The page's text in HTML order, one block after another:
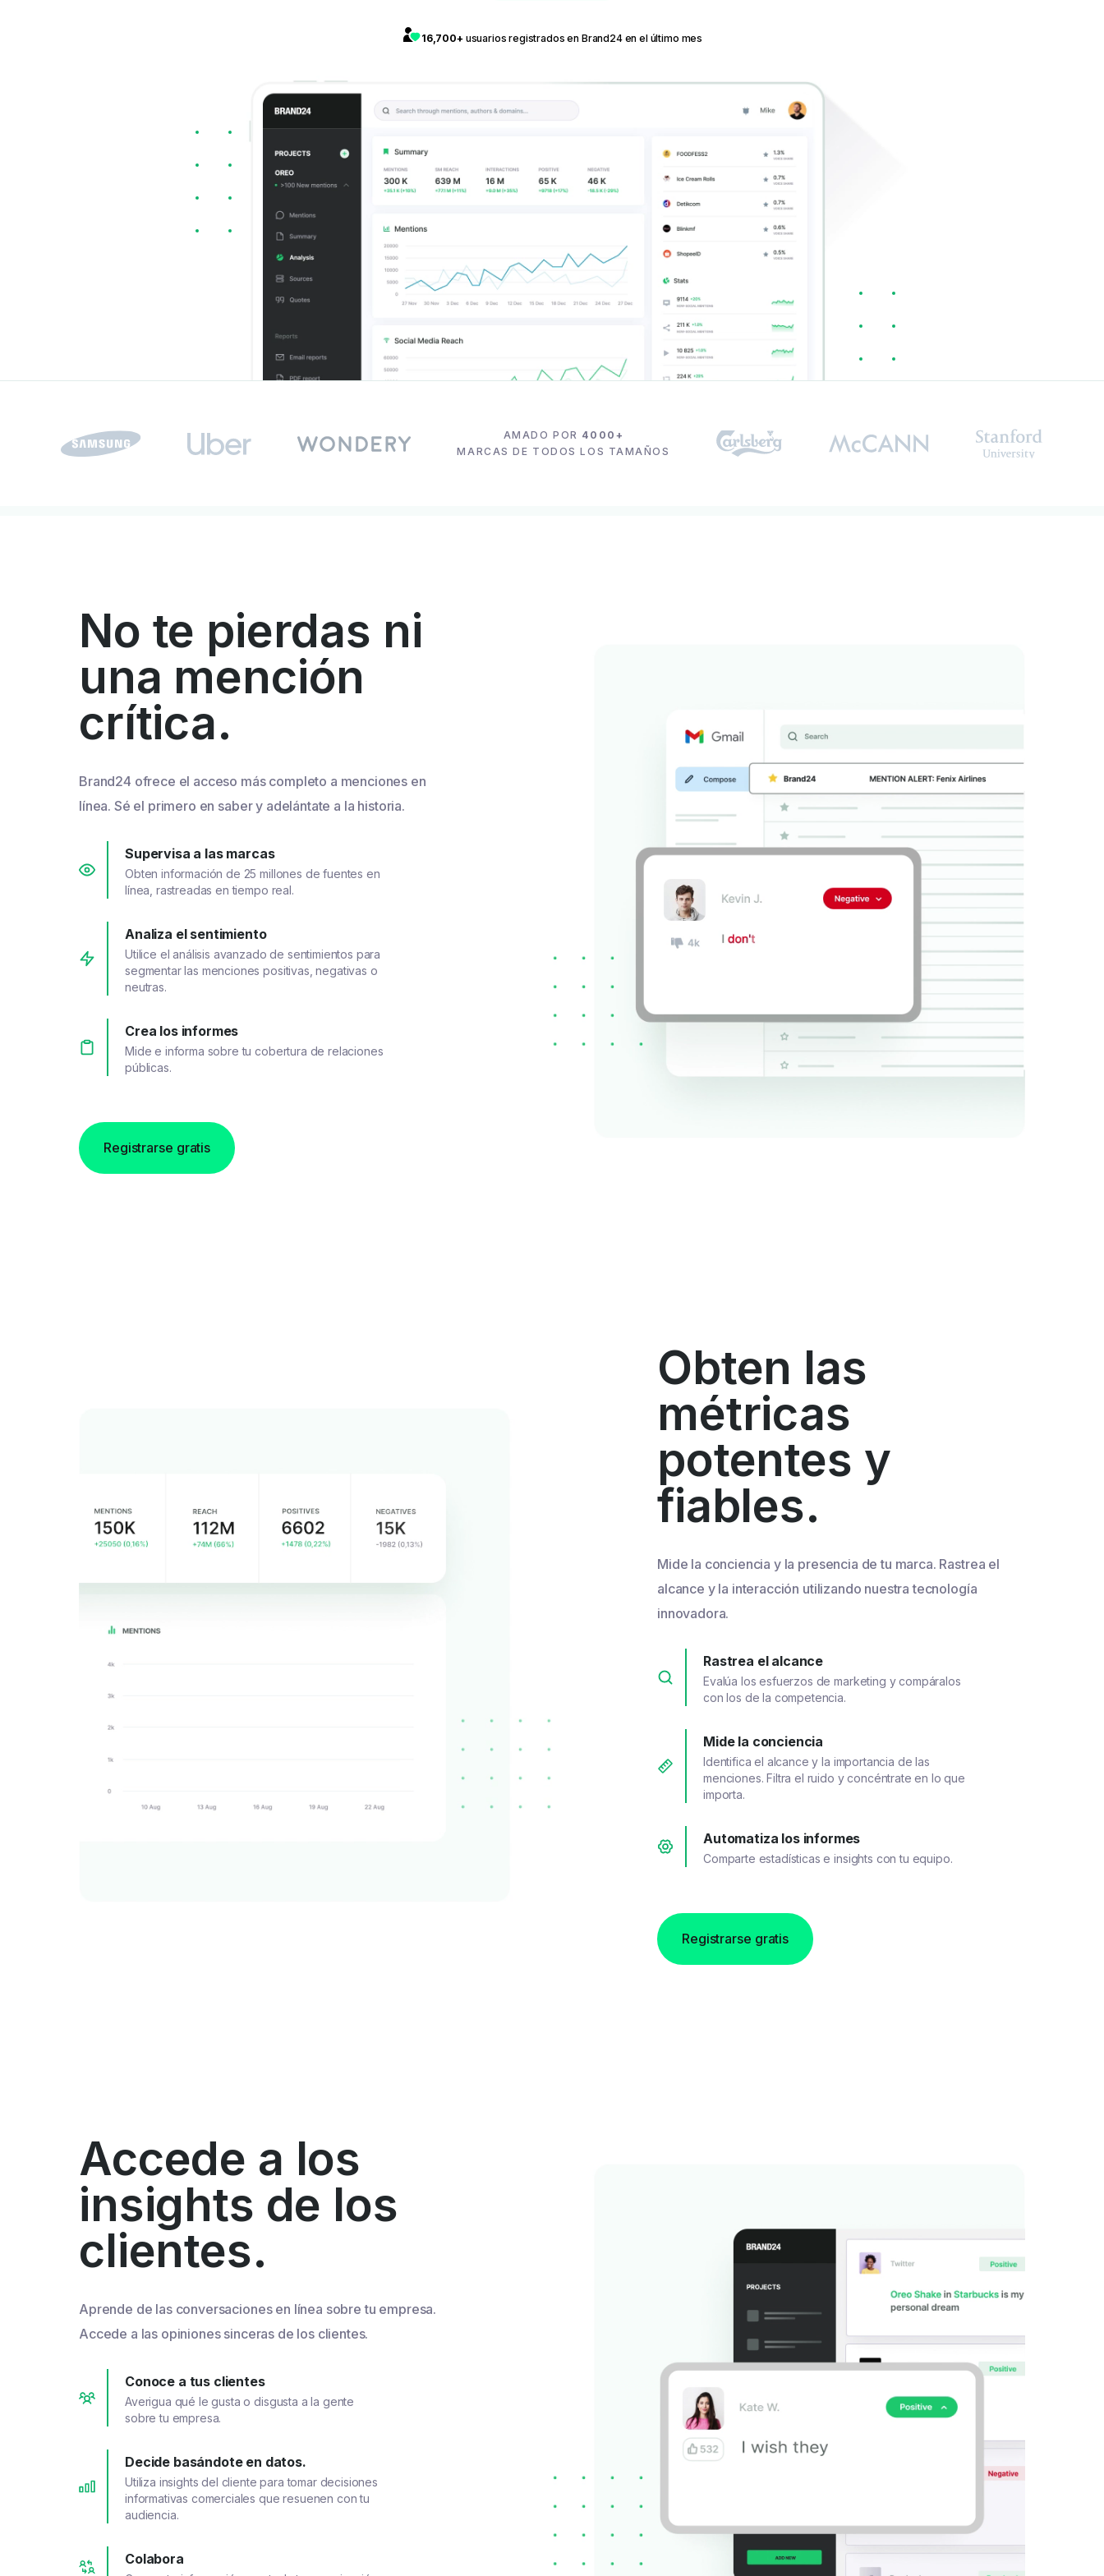
16,700+ usuarios registrados en Brand24 en el último mes
AMADO POR 4000+
MARCAS DE TODOS LOS TAMAÑOS
No te pierdas ni
una mención
crítica.
Brand24 ofrece el acceso más completo a menciones en
línea. Sé el primero en saber y adelántate a la historia.
Supervisa a las marcas
Obten información de 25 millones de fuentes en
línea, rastreadas en tiempo real.
Analiza el sentimiento
Utilice el análisis avanzado de sentimientos para
segmentar las menciones positivas, negativas o
neutras.
Crea los informes
Mide e informa sobre tu cobertura de relaciones
públicas.
Registrarse gratis
Obten las
métricas
potentes y
fiables.
Mide la conciencia y la presencia de tu marca. Rastrea el
alcance y la interacción utilizando nuestra tecnología
innovadora.
Rastrea el alcance
Evalúa los esfuerzos de marketing y compáralos
con los de la competencia.
Mide la conciencia
Identifica el alcance y la importancia de las
menciones. Filtra el ruido y concéntrate en lo que
importa.
Automatiza los informes
Comparte estadísticas e insights con tu equipo.
Registrarse gratis
Accede a los
insights de los
clientes.
Aprende de las conversaciones en línea sobre tu empresa.
Accede a las opiniones sinceras de los clientes.
Conoce a tus clientes
Averigua qué le gusta o disgusta a la gente
sobre tu empresa.
Decide basándote en datos.
Utiliza insights del cliente para tomar decisiones
informativas comerciales que resuenen con tu
audiencia.
Colabora